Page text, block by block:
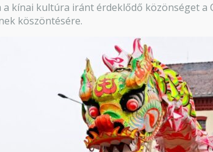
kínai kultúra iránt érdeklődő közönséget a
köszöntésére.